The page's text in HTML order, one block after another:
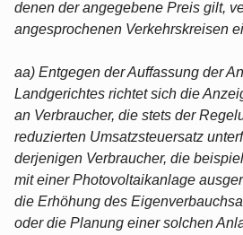
denen der angegebene Preis gilt,
angesprochenen Verkehrskreisen
aa) Entgegen der Auffassung der
Landgerichtes richtet sich die
an Verbraucher, die stets der
reduzierten Umsatzsteuersatz
derjenigen Verbraucher, die
mit einer Photovoltaikanlage
die Erhöhung des
oder die Planung einer solchen